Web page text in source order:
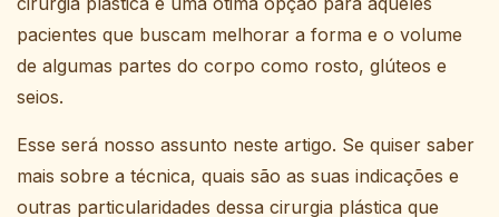
pacientes que buscam melhorar a forma e o volume
de algumas partes do corpo como rosto, glúteos e
seios.
Esse será nosso assunto neste artigo. Se quiser saber
mais sobre a técnica, quais são as suas indicações e
outras particularidades dessa cirurgia plástica que